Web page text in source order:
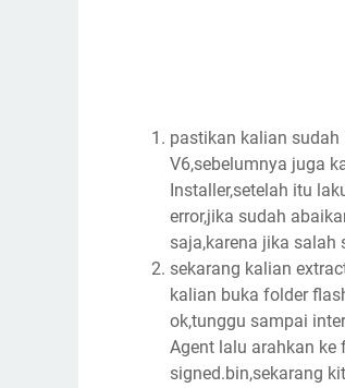
pastikan kalian
V6,sebelumnya juga
Installer,setelah itu
error,jika sudah
saja,karena jika
sekarang kalian
kalian buka folder
ok,tunggu sampai
Agent lalu arahkan ke
signed.bin,sekarang